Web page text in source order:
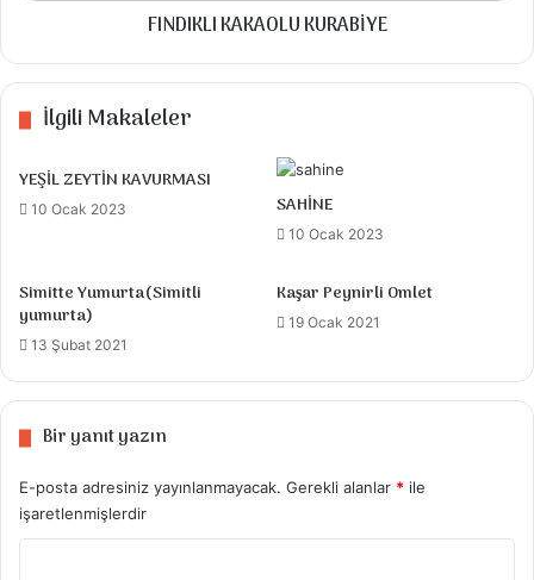
yoğurt üzerine konur
En son üzerine kırmızı toz biber
FINDIKLI KAKAOLU KURABİYE
İlgili Makaleler
YEŞİL ZEYTİN KAVURMASI
10 Ocak 2023 SAHİNE
10 Ocak 2023
Simitte Yumurta(Simitli
yumurta)
13 Şubat 2021
Kaşar Peynirli Omlet
19 Ocak 2021
Bir yanıt yazın
E-posta adresiniz yayınlanmayacak. Gerekli alanlar * ile
işaretlenmişlerdir